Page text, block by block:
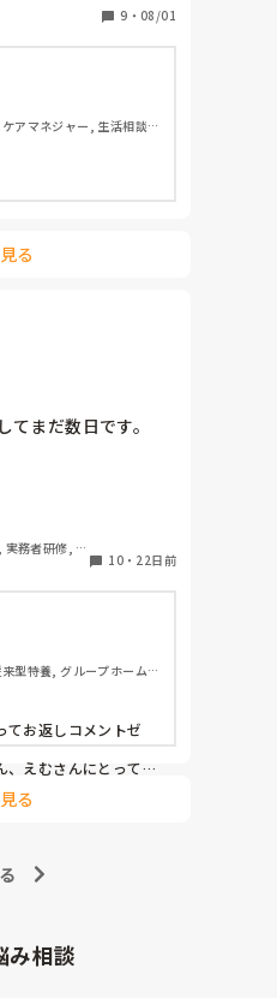
になりましたか？
9 ・ 08/01
アマネジャー, 生活相談
取り組む姿勢が大事
る
まだ数日です。
めず不安な毎日で
なるのでしょう
入ることになるので
ましたか？
務者研修, ユ
10・ 22日前
型特養, グループホーム,
てお返しコメントゼ
、えむさんにとって当
なくの対応はされて
＝考えの元でやり取
、と、私は思えるん
なし、はどーかなと
る
み相談